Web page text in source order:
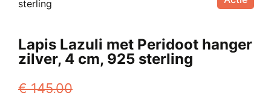
Lapis Lazuli met Peridoot hanger
zilver, 4 cm, 925 sterling
€145,00